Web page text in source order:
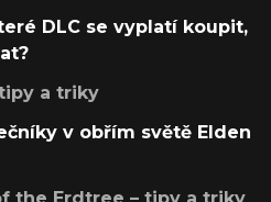
DLC se vyplatí koupit,
a triky
v obřím světě Elden